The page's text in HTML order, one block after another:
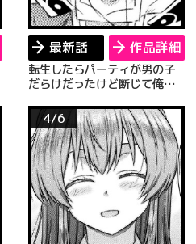
最新話 作品詳細
転生したらパーティが男の子
だらけだったけど断じて俺は
4/6